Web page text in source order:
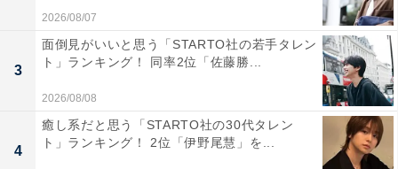
多かった都道府県は「千葉県」（25％）でした。
一方「2022年の家計の状況」について、「不良」と回答
した人が最も多い都道府県は、「秋田県」「群馬県」
（同率48％）となりました。さらに、「2021年と比べて
家計の状況が悪くなった」部門では、「兵庫県」
（49％）が1位、「秋田県」「佐賀県」（同率48％）が2
2026/08/07
3
面倒見がいいと思う「STARTO社の若手タレン
ト」ランキング！ 同率2位「佐藤勝...
2026/08/08
4
癒し系だと思う「STARTO社の30代タレン
ト」ランキング！ 2位「伊野尾慧」を...